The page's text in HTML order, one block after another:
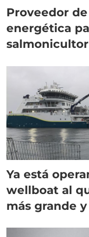
Proveedor
energética
Ya está
wellboat al
más grande